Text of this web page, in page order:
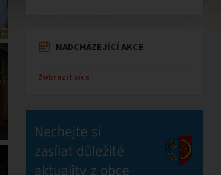
NADCHÁZEJÍCÍ AKCE
Zobrazit více